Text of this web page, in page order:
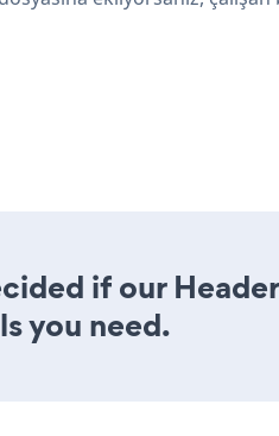
if our
you need.